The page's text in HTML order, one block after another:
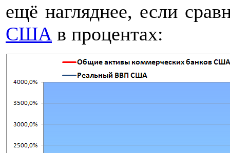
ещё нагляднее, если
США в процентах: